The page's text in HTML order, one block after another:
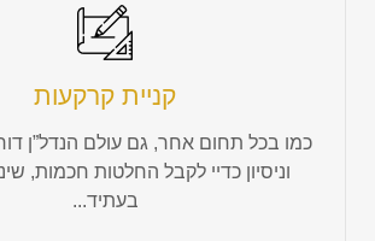
קניית קרקעות
כמו בכל תחום אחר, גם עולם הנדל”ן
וניסיון כדיי לקבל החלטות חכמות,
בעתיד...